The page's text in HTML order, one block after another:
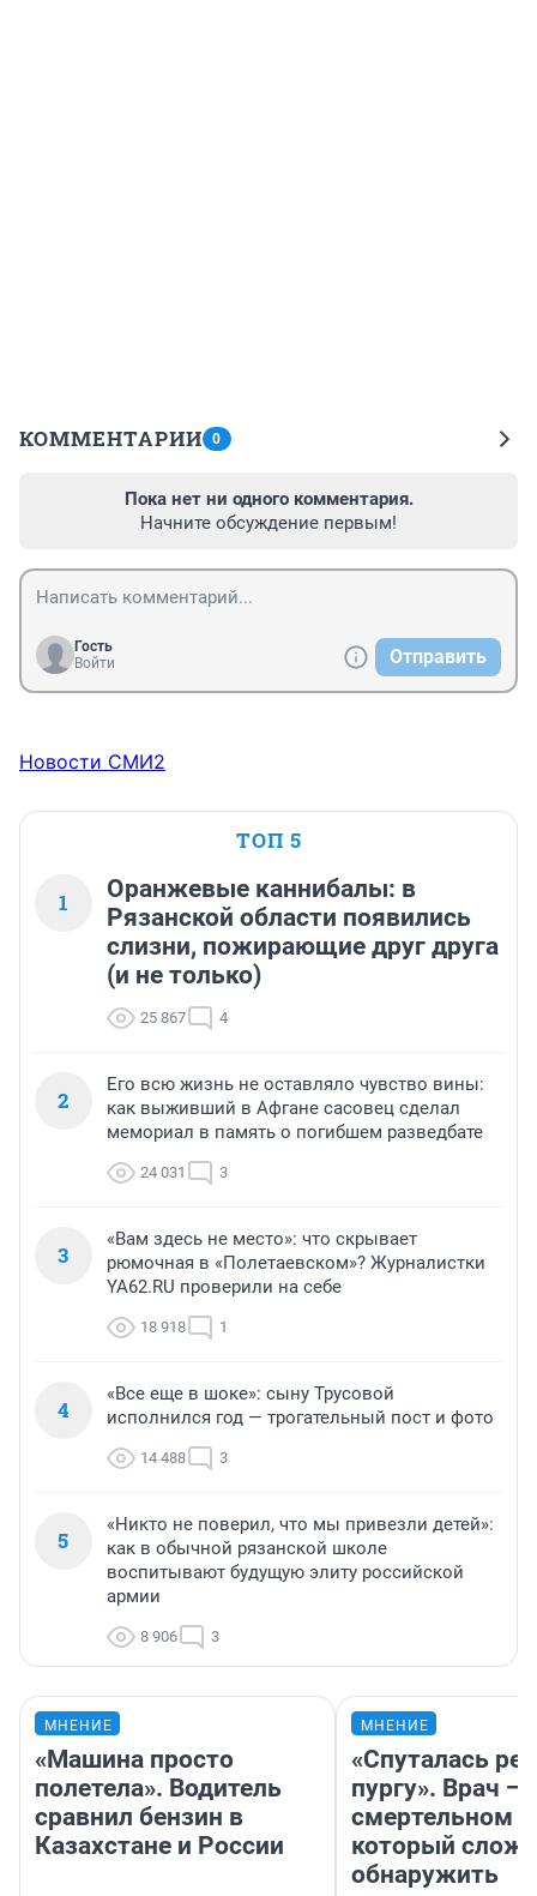
КОММЕНТАРИИ 0
Пока нет ни одного комментария.
Начните обсуждение первым!
Гость
Войти
Отправить
Новости СМИ2
ТОП 5
1
Оранжевые каннибалы: в
Рязанской области появились
слизни, пожирающие друг друга
(и не только)
25 867 4
2
Его всю жизнь не оставляло чувство вины:
как выживший в Афгане сасовец сделал
мемориал в память о погибшем разведбате
24 031 3
3
«Вам здесь не место»: что скрывает
рюмочная в «Полетаевском»? Журналистки
YA62.RU проверили на себе
18 918 1
4
«Все еще в шоке»: сыну Трусовой
исполнился год — трогательный пост и фото
14 488 3
5
«Никто не поверил, что мы привезли детей»:
как в обычной рязанской школе
воспитывают будущую элиту российской
армии
8 906 3
МНЕНИЕ
«Машина просто
полетела». Водитель
сравнил бензин в
Казахстане и России
МНЕНИЕ
«Спуталась
пургу». Врач —
смертельном
который
обнаружить